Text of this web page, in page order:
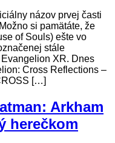
názov prvej časti
si pamätáte, že
of Souls) ešte vo
stále
XR. Dnes
Cross Reflections –
[…]
Arkham
herečkom